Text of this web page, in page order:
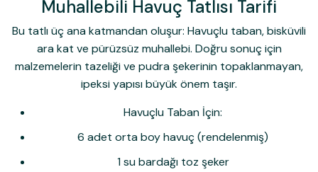
Muhallebili Havuç Tatlısı Tarifi
Bu tatlı üç ana katmandan oluşur: Havuçlu taban, bisküvili
ara kat ve pürüzsüz muhallebi. Doğru sonuç için
malzemelerin tazeliği ve pudra şekerinin topaklanmayan,
ipeksi yapısı büyük önem taşır.
Havuçlu Taban İçin:
6 adet orta boy havuç (rendelenmiş)
1 su bardağı toz şeker